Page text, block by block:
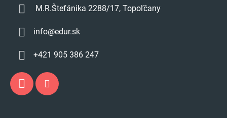
M.R.Štefánika 2288/17, Topoľčany
info@edur.sk
+421 905 386 247